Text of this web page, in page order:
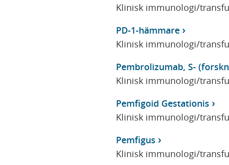
Klinisk immunologi/
PD-1-hämmare
Klinisk immunologi/
Pembrolizumab, S-
Klinisk immunologi/
Pemfigoid Gestationis
Klinisk immunologi/
Pemfigus
Klinisk immunologi/